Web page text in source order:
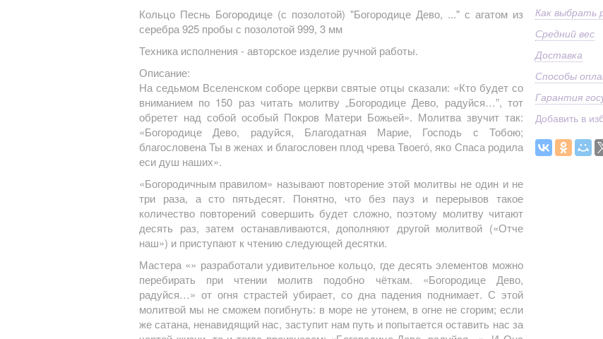
Кольцо Песнь Богородице (с позолотой) "Богородице Дево, ..." с агатом из
серебра 925 пробы с позолотой 999, 3 мм
Техника исполнения - авторское изделие ручной работы.
Описание:
На седьмом Вселенском соборе церкви святые отцы сказали: «Кто будет со
вниманием по 150 раз читать молитву „Богородице Дево, радуйся…”, тот
обретет над собой особый Покров Матери Божьей». Молитва звучит так:
«Богородице Дево, радуйся, Благодатная Марие, Господь с Тобою;
благословена Ты в женах и благословен плод чрева Твоего́, яко Спаса родила
еси душ наших».
«Богородичным правилом» называют повторение этой молитвы не один и не
три раза, а сто пятьдесят. Понятно, что без пауз и перерывов такое
количество повторений совершить будет сложно, поэтому молитву читают
десять раз, затем останавливаются, дополняют другой молитвой («Отче
наш») и приступают к чтению следующей десятки.
Мастера «» разработали удивительное кольцо, где десять элементов можно
перебирать при чтении молитв подобно чёткам. «Богородице Дево,
радуйся…» от огня страстей убирает, со дна падения поднимает. С этой
молитвой мы не сможем погибнуть: в море не утонем, в огне не сгорим; если
же сатана, ненавидящий нас, заступит нам путь и попытается оставить нас за
Как выбрать
Средний вес
Доставка
Способы
Гарантия
Добавить в